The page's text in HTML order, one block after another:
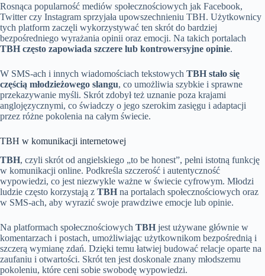
Rosnąca popularność mediów społecznościowych jak Facebook,
Twitter czy Instagram sprzyjała upowszechnieniu TBH. Użytkownicy
tych platform zaczęli wykorzystywać ten skrót do bardziej
bezpośredniego wyrażania opinii oraz emocji. Na takich portalach
TBH często zapowiada szczere lub kontrowersyjne opinie.
W SMS-ach i innych wiadomościach tekstowych TBH stało się
częścią młodzieżowego slangu, co umożliwia szybkie i sprawne
przekazywanie myśli. Skrót zdobył też uznanie poza krajami
anglojęzycznymi, co świadczy o jego szerokim zasięgu i adaptacji
przez różne pokolenia na całym świecie.
TBH w komunikacji internetowej
TBH, czyli skrót od angielskiego „to be honest”, pełni istotną funkcję
w komunikacji online. Podkreśla szczerość i autentyczność
wypowiedzi, co jest niezwykle ważne w świecie cyfrowym. Młodzi
ludzie często korzystają z TBH na portalach społecznościowych oraz
w SMS-ach, aby wyrazić swoje prawdziwe emocje lub opinie.
Na platformach społecznościowych TBH jest używane głównie w
komentarzach i postach, umożliwiając użytkownikom bezpośrednią i
szczerą wymianę zdań. Dzięki temu łatwiej budować relacje oparte na
zaufaniu i otwartości. Skrót ten jest doskonale znany młodszemu
pokoleniu, które ceni sobie swobodę wypowiedzi.